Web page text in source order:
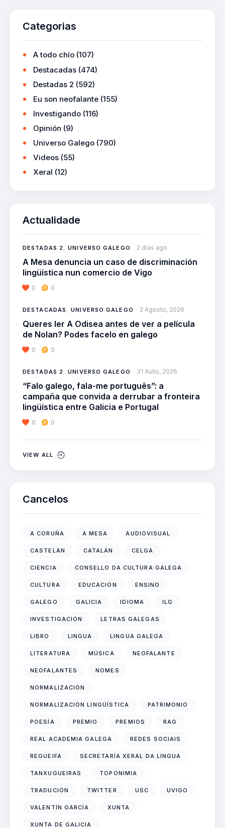
Categorias
A todo chío (107)
Destacadas (474)
Destadas 2 (592)
Eu son neofalante (155)
Investigando (116)
Opinión (9)
Universo Galego (790)
Videos (55)
Xeral (12)
Actualidade
DESTADAS 2,UNIVERSO GALEGO 2 días ago
A Mesa denuncia un caso de discriminación
lingüística nun comercio de Vigo
0 0
DESTACADAS ,UNIVERSO GALEGO 2 Agosto, 2026
Queres ler A Odisea antes de ver a película
de Nolan? Podes facelo en galego
0 0
DESTADAS 2,UNIVERSO GALEGO 31 Xullo, 2026
“Falo galego, fala-me português”: a
campaña que convida a derrubar a fronteira
lingüística entre Galicia e Portugal
0 0
VIEW ALL
Cancelos
A CORUÑA A MESA AUDIOVISUAL
CASTELÁN CATALÁN CELGA
CIENCIA CONSELLO DA CULTURA GALEGA
CULTURA EDUCACIÓN ENSINO
GALEGO GALICIA IDIOMA ILG
INVESTIGACIÓN LETRAS GALEGAS
LIBRO LINGUA LINGUA GALEGA
LITERATURA MÚSICA NEOFALANTE
NEOFALANTES NOMES
NORMALIZACIÓN
NORMALIZACIÓN LINGÜÍSTICA PATRIMONIO
POESÍA PREMIO PREMIOS RAG
REAL ACADEMIA GALEGA REDES SOCIAIS
REGUEIFA SECRETARÍA XERAL DA LINGUA
TANXUGUEIRAS TOPONIMIA
TRADUCIÓN TWITTER USC UVIGO
VALENTÍN GARCÍA XUNTA
XUNTA DE GALICIA